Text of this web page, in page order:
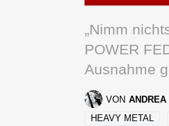
„Nimm
POWER
Ausnahme
VON ANDREA
HEAVY METAL